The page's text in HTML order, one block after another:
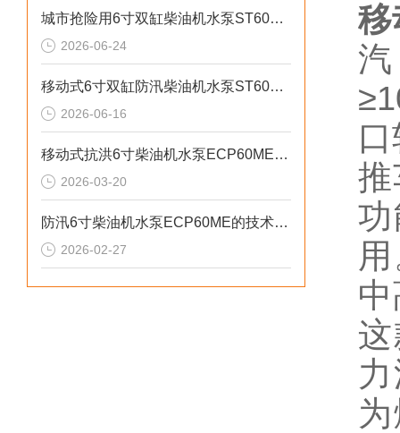
城市抢险用6寸双缸柴油机水泵ST60DS产品介绍
2026-06-24
移动式6寸双缸防汛柴油机水泵ST60SD产品介绍
2026-06-16
移动式抗洪6寸柴油机水泵ECP60ME产品介绍
2026-03-20
防汛6寸柴油机水泵ECP60ME的技术参数
2026-02-27
移